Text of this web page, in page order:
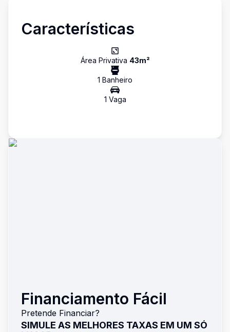
Características
Área Privativa 43m²
1 Banheiro
1 Vaga
Financiamento Fácil
Pretende Financiar?
SIMULE AS MELHORES TAXAS EM UM SÓ